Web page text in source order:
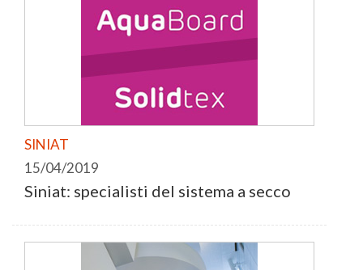
SINIAT
15/04/2019
Siniat: specialisti del sistema a secco